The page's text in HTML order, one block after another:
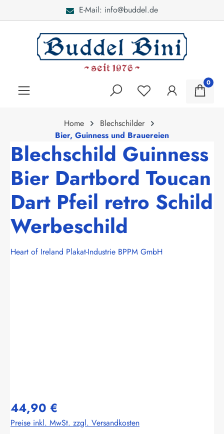
E-Mail: info@buddel.de
0
Home
Blechschilder
Bier, Guinness und Brauereien
Blechschild Guinness
Bier Dartbord Toucan
Dart Pfeil retro Schild
Werbeschild
Heart of Ireland Plakat-Industrie BPPM GmbH
44,90 €
Preise inkl. MwSt. zzgl. Versandkosten